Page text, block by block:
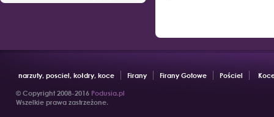
narzuty, posciel, kołdry, koce Firany Firany Gotowe Pościel
© Copyright 2008-2016 Podusia.pl
Wszelkie prawa zastrzeżone.